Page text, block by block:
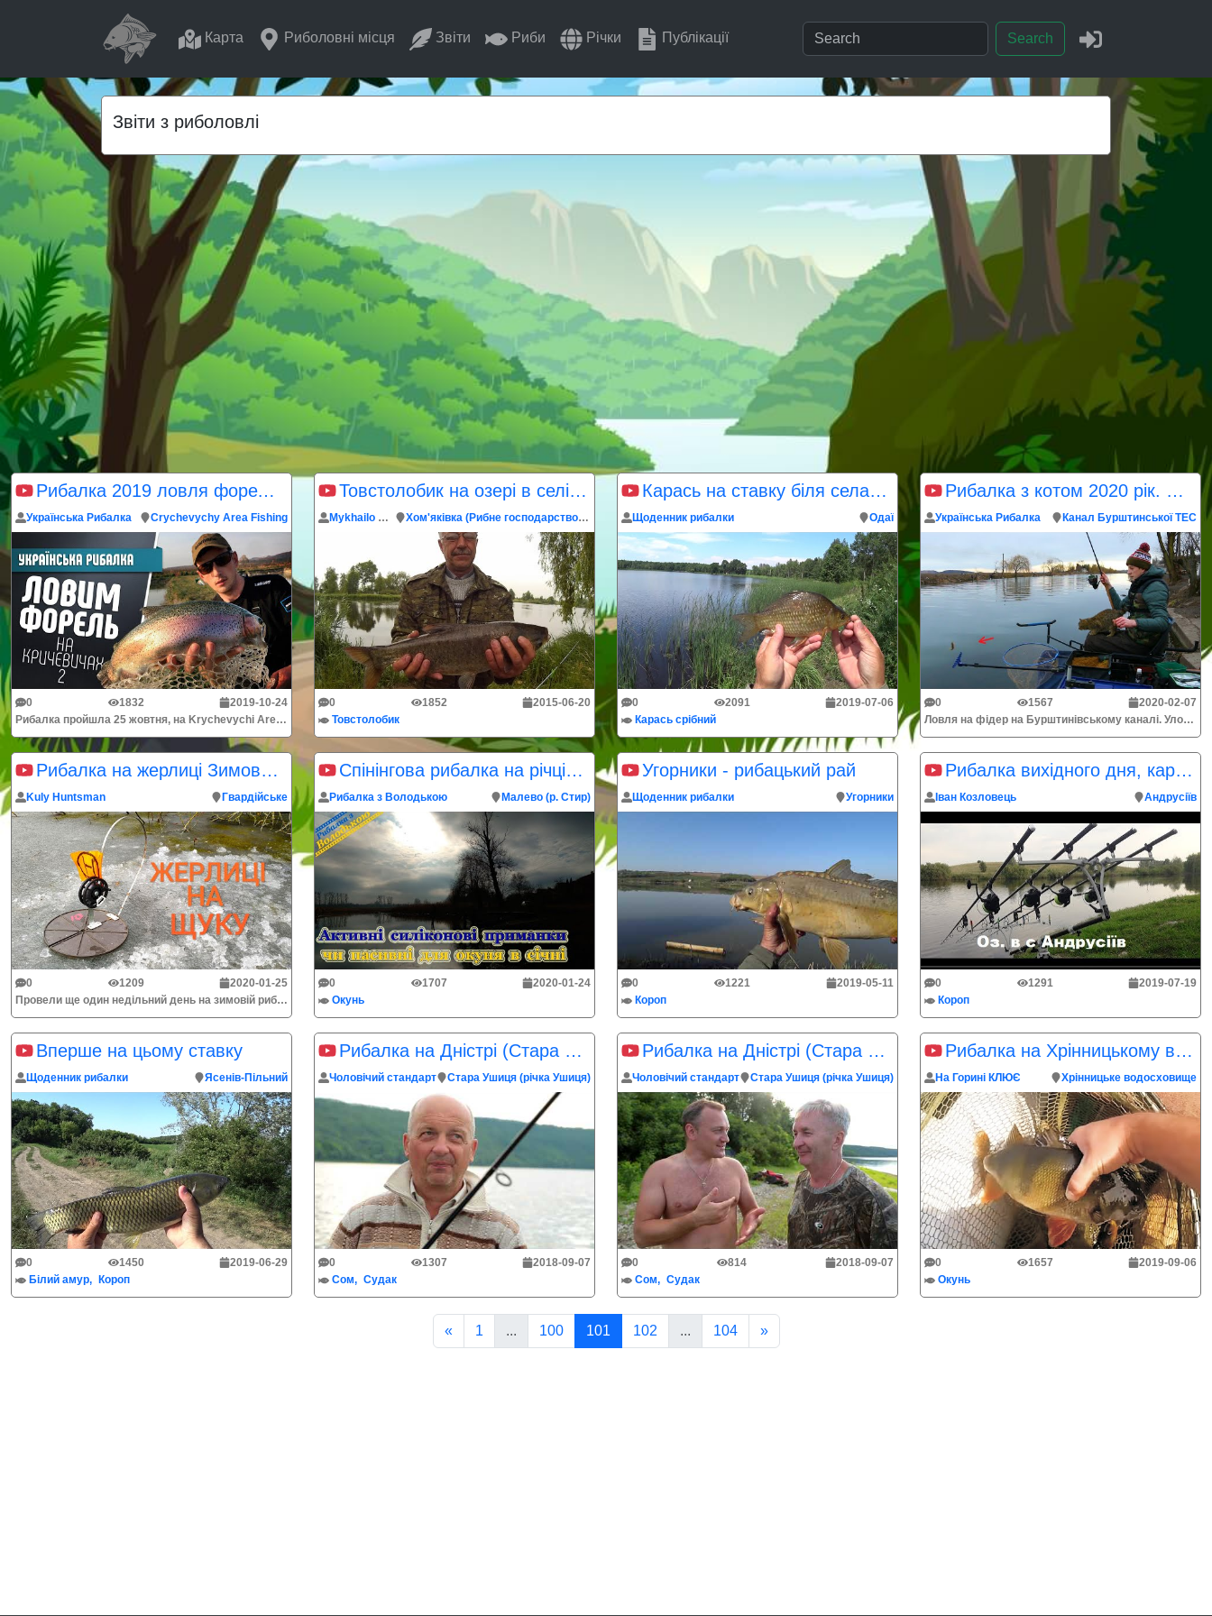
Карта Риболовні місця Звіти Риби Річки Публікації Search
Звіти з риболовлі
Рибалка 2019 ловля форелі. Кричевичі Area Fishing
Українська Рибалка Crychevychy Area Fishing
0 1832
2019-10-24
Рибалка пройшла 25 жовтня, на Krychevychi Area Fishing, що знаходиться в с.Плугів Золочівського району.Господарство являє собою мережу ставочків з вел...
Товстолобик на озері в селі Хом'яківка
Mykhailo Vulchyn Хом'яківка (Рибне господарство "Тисмениця")
0 1852
2015-06-20
Товстолобик
Карась на ставку біля села Одаї
Щоденник рибалки Одаї
0 2091
2019-07-06
Карась срібний
Рибалка з котом 2020 рік. Бурштинський канал
Українська Рибалка Канал Бурштинської ТЕС
0 1567
2020-02-07
Ловля на фідер на Бурштинівському каналі. Улов: плотва, окунь.
Рибалка на жерлицi Зимова рибалка
Kuly Huntsman Гвардійське
0 1209
2020-01-25
Провели ще один недільний день на зимовій риболовлі в селі Гвардійське на річці Смотрич.Пробували ловити щуку на жерлиці.В цей день дали можливість по...
Спінінгова рибалка на річці Стир
Рибалка з Володькою Малево (р. Стир)
0 1707
2020-01-24
Окунь
Угорники - рибацький рай
Щоденник рибалки Угорники
0 1221
2019-05-11
Короп
Рибалка вихідного дня, карпфішинг
Іван Козловець Андрусіїв
0 1291
2019-07-19
Короп
Вперше на цьому ставку
Щоденник рибалки Ясенів-Пільний
0 1450
2019-06-29
Білий амур
Короп
Рибалка на Дністрі (Стара Ушиця) частина 2
Чоловічий стандарт Стара Ушиця (річка Ушиця)
0 1307
2018-09-07
Сом
Судак
Рибалка на Дністрі (Стара Ушиця) частина 1
Чоловічий стандарт Стара Ушиця (річка Ушиця)
0 814
2018-09-07
Сом
Судак
Рибалка на Хрінницькому водосховищі
На Горині КЛЮЄ Хрінницьке водосховище
0 1657
2019-09-06
Окунь
« 1 ... 100 101 102 ... 104 »